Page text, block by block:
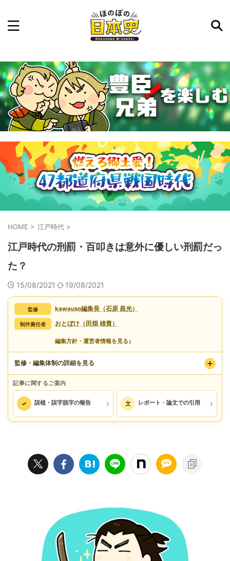
気になった日本史の事件や人物、時代などを入力して
ね。中の人が24時間手動で検索結果を提示するよ（嘘
です）
例：織田信長 長篠の戦い
HOME > 江戸時代 >
江戸時代の刑罰・百叩きは意外に優しい刑罰だっ
た？
15/08/2021 19/08/2021
監修 kawauso編集長（石原 昌光）
制作責任者 おとぼけ（田畑 雄貴）
編集方針・運営者情報を見る›
監修・編集体制の詳細を見る
記事に関するご案内
✓ 誤植・誤字脱字の報告 › 文 レポート・論文での引用 ›